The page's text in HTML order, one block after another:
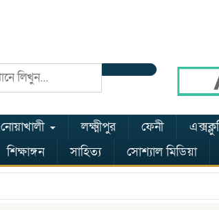
নোয়াখালী লক্ষ্মীপুর ফেনী
শিক্ষাঙ্গন সাহিত্য সোশ্যাল মিডিয়া